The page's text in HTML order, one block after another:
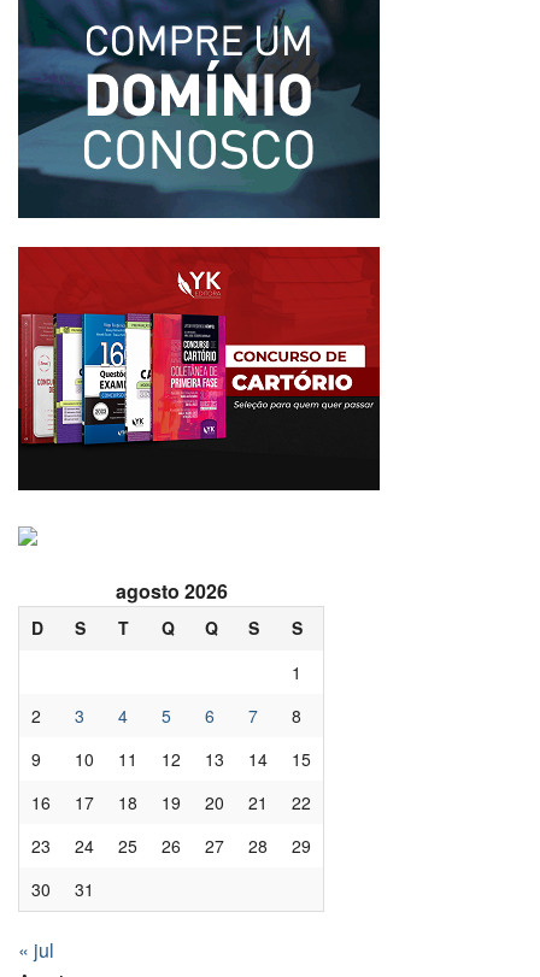
agosto 2026
D S T Q Q S
S
1
2
3 4 5 6 7
8
9
10 11 12 13 14
15
16
17 18 19 20 21
22
23
24 25 26 27 28
29
30
31
« jul